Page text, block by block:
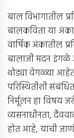
बाल विभागातील
बालकविता या
वार्षिक अंकातील
बालाजी मदन
थोड्या वेगळ्या
परिस्थितीशी
निर्मूलन हा विषय
व्यसनाधीनता,
होत आहे, याची